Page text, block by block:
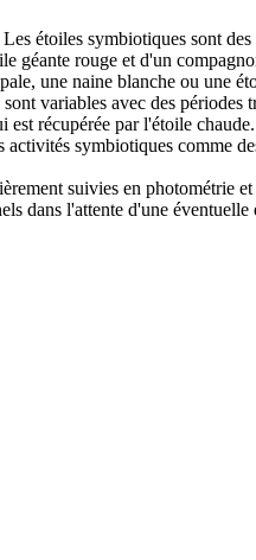
Les étoiles symbiotiques sont des
géante rouge et d'un
une naine blanche ou une
variables avec des périodes
récupérée par l'étoile chaude.
activités symbiotiques comme
suivies en photométrie
dans l'attente d'une